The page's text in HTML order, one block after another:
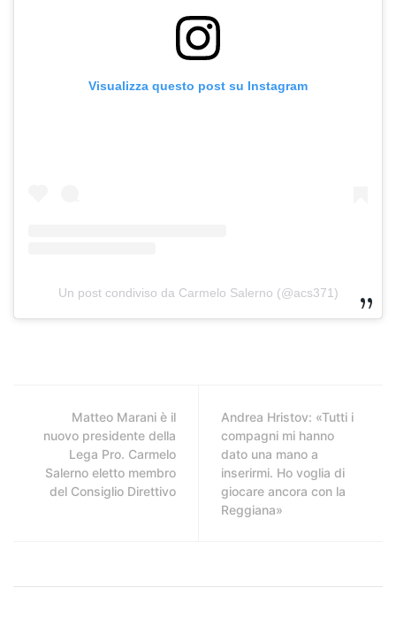
Visualizza questo post su Instagram
Un post condiviso da Carmelo Salerno (@acs371)
Matteo Marani è il
nuovo presidente della
Lega Pro. Carmelo
Salerno eletto membro
del Consiglio Direttivo
Andrea Hristov: «Tutti i
compagni mi hanno
dato una mano a
inserirmi. Ho voglia di
giocare ancora con la
Reggiana»